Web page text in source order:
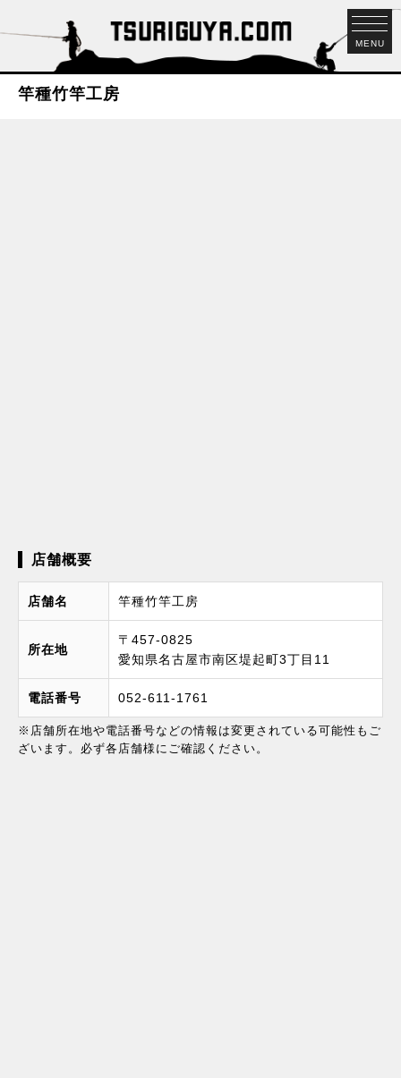
MENU
竿種竹竿工房
店舗概要
店舗名 竿種竹竿工房
所在地
〒457-0825
愛知県名古屋市南区堤起町3丁目11
電話番号 052-611-1761
※店舗所在地や電話番号などの情報は変更されている可能性もご
ざいます。必ず各店舗様にご確認ください。